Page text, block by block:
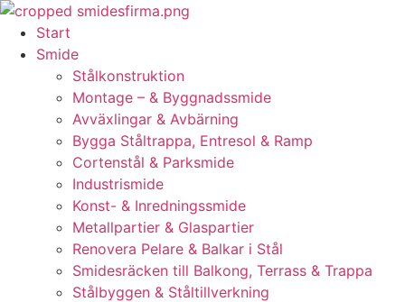
Skip
content
Start
Smide
Stålkonstruktion
Montage – & Byggnadssmide
Avväxlingar & Avbärning
Bygga Ståltrappa, Entresol & Ramp
Cortenstål & Parksmide
Industrismide
Konst- & Inredningssmide
Metallpartier & Glaspartier
Renovera Pelare & Balkar i Stål
Smidesräcken till Balkong, Terrass & Trappa
Stålbyggen & Ståltillverkning